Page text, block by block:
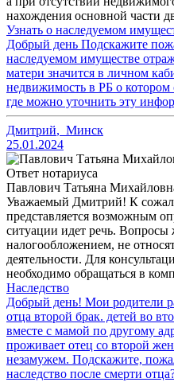
нахождения основной части
Узнать о наследуемом
Добрый день Подскажите
наследуемом имуществе
матери значится в личном
недвижимость в РБ о котором
где можно уточнить эту
Дмитрий, Минск
25.01.2024
Ответ нотариуса
Павлович Татьяна
Уважаемый Дмитрий! К
представляется возможным
ситуации идет речь. Вопросы
налогообложением, не
деятельности. Для
необходимо обращаться в
Наследство
Добрый день! Мои родители
отца второй брак. детей во
вместе с мамой по другому
проживает отец со второй
незамужем. Подскажите,
наследство после смерти